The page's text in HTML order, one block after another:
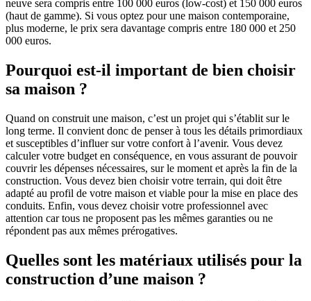
neuve sera compris entre 100 000 euros (low-cost) et 150 000 euros
(haut de gamme). Si vous optez pour une maison contemporaine,
plus moderne, le prix sera davantage compris entre 180 000 et 250
000 euros.
Pourquoi est-il important de bien choisir
sa maison ?
Quand on construit une maison, c’est un projet qui s’établit sur le
long terme. Il convient donc de penser à tous les détails primordiaux
et susceptibles d’influer sur votre confort à l’avenir. Vous devez
calculer votre budget en conséquence, en vous assurant de pouvoir
couvrir les dépenses nécessaires, sur le moment et après la fin de la
construction. Vous devez bien choisir votre terrain, qui doit être
adapté au profil de votre maison et viable pour la mise en place des
conduits. Enfin, vous devez choisir votre professionnel avec
attention car tous ne proposent pas les mêmes garanties ou ne
répondent pas aux mêmes prérogatives.
Quelles sont les matériaux utilisés pour la
construction d’une maison ?